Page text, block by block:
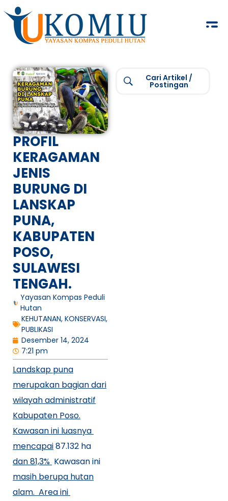
PROFIL
KERAGAMAN
JENIS
BURUNG DI
LANSKAP
PUNA,
KABUPATEN
POSO,
SULAWESI
TENGAH.
Yayasan Kompas Peduli
Hutan
KEHUTANAN, KONSERVASI,
PUBLIKASI
Desember 14, 2024
7:21 pm
Landskap puna
merupakan bagian dari
wilayah administratif
Kabupaten Poso.
Kawasan ini luasnya
mencapai87.132 ha
dan 81,3% Kawasan ini
masih berupa hutan
alam. Area ini
Cari Artikel /
Postingan